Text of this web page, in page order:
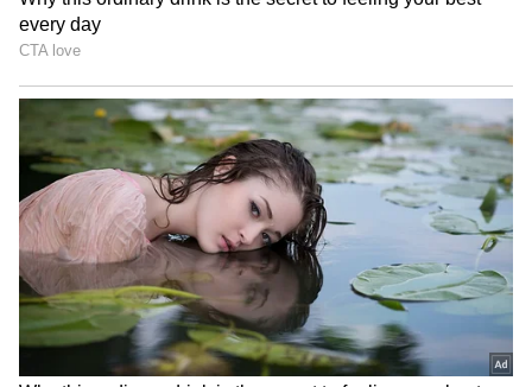
క్షణంలో మెరుపు వేగంతో కళ్ల ముందు కనిపించాయని
చేస్తుంది.
5. స్పోర్ట్స్ ప్లేయర్ల అనుభవం
మోటోజీపీ (MotoGP) రేసర్ జార్జ్ మార్టిన్ ఒక యాక్సిడెంట్
తర్వాత తనకు కలిగిన అనుభవాన్ని ఇలా చెప్పారు. "నేను
చనిపోతున్నానని నాకు అర్థమైంది. ఈ ప్రపంచం నుంచి వేరే
ప్రపంచంలోకి వెళ్తున్న ఫీలింగ్ కలిగింది."
6. చనిపోయిన బంధువులను కలవడం